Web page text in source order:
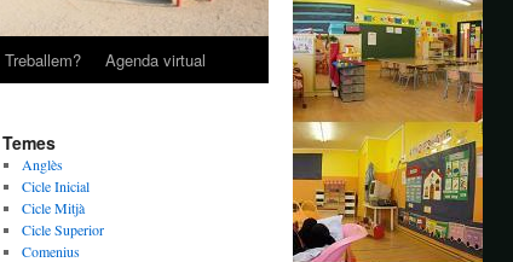
Treballem? Agenda virtual
Temes
Anglès
Cicle Inicial
Cicle Mitjà
Cicle Superior
Comenius